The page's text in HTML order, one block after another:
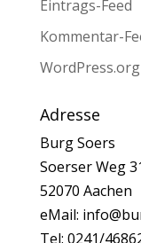
Eintrags-Feed
Kommentar-
WordPress.org
Adresse
Burg Soers
Soerser Weg
52070 Aachen
eMail:
Tel: 0241/